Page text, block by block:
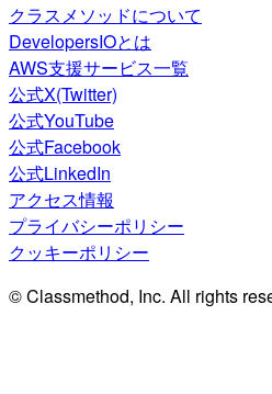
クラスメソッドについて
DevelopersIOとは
AWS支援サービス一覧
公式X(Twitter)
公式YouTube
公式Facebook
公式LinkedIn
アクセス情報
プライバシーポリシー
クッキーポリシー
© Classmethod, Inc. All rights